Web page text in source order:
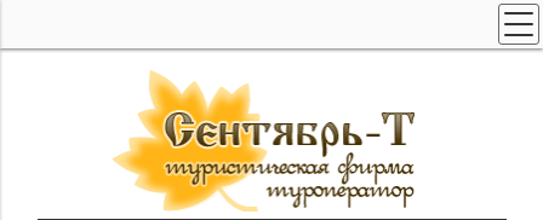
ПОИСК ТУРОВ
ГОРЯЩИЕ ТУРЫ
СТРАНЫ